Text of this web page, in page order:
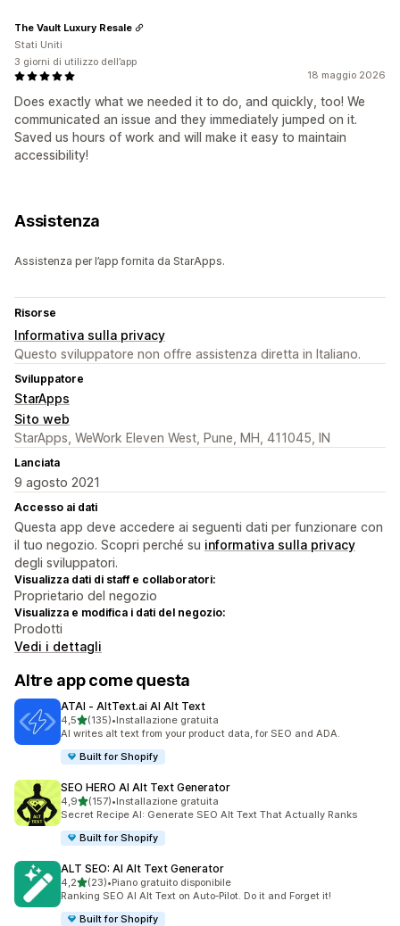
18 maggio 2026
Does exactly what we needed it to do, and quickly, too! We
communicated an issue and they immediately jumped on it.
Saved us hours of work and will make it easy to maintain
accessibility!
The Vault Luxury Resale
Stati Uniti
3 giorni di utilizzo dell’app
Assistenza
Assistenza per l’app fornita da StarApps.
Risorse
Informativa sulla privacy
Questo sviluppatore non offre assistenza diretta in Italiano.
Sviluppatore
StarApps
Sito web
StarApps, WeWork Eleven West, Pune, MH, 411045, IN
Lanciata
9 agosto 2021
Accesso ai dati
Questa app deve accedere ai seguenti dati per funzionare con
il tuo negozio. Scopri perché su informativa sulla privacy
degli sviluppatori.
Visualizza dati di staff e collaboratori:
Proprietario del negozio
Visualizza e modifica i dati del negozio:
Prodotti
Vedi i dettagli
Altre app come questa
ATAI ‑ AltText.ai AI Alt Text
4,5stelle su 5
(135)
135 recensioni totali
•Installazione gratuita
AI writes alt text from your product data, for SEO and ADA.
Built for Shopify
SEO HERO AI Alt Text Generator
4,9stelle su 5
(157)
157 recensioni totali
•Installazione gratuita
Secret Recipe AI: Generate SEO Alt Text That Actually Ranks
Built for Shopify
ALT SEO: AI Alt Text Generator
4,2stelle su 5
(23)
23 recensioni totali
•Piano gratuito disponibile
Ranking SEO AI Alt Text on Auto‑Pilot. Do it and Forget it!
Built for Shopify